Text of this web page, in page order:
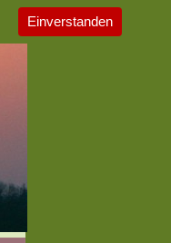
Einverstanden